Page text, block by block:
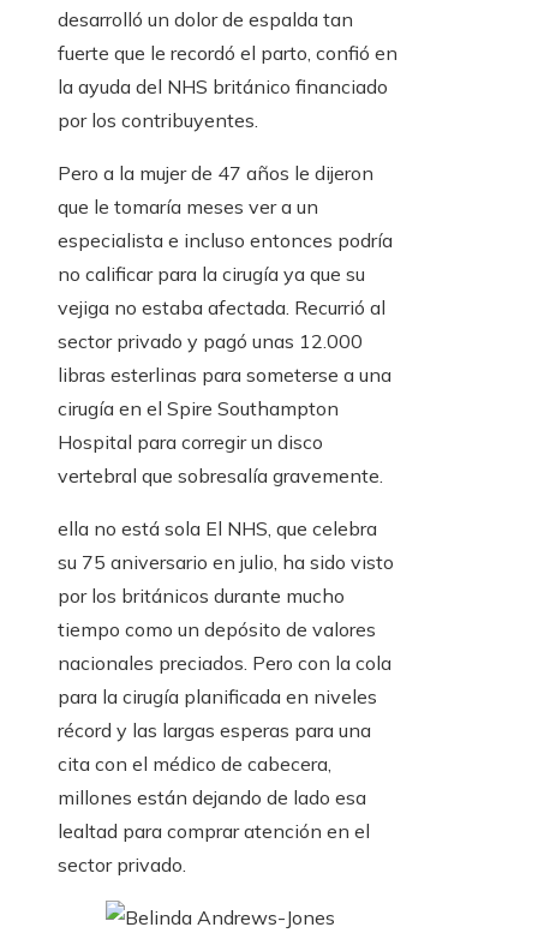
desarrolló un dolor de espalda tan
fuerte que le recordó el parto, confió en
la ayuda del NHS británico financiado
por los contribuyentes.
Pero a la mujer de 47 años le dijeron
que le tomaría meses ver a un
especialista e incluso entonces podría
no calificar para la cirugía ya que su
vejiga no estaba afectada. Recurrió al
sector privado y pagó unas 12.000
libras esterlinas para someterse a una
cirugía en el Spire Southampton
Hospital para corregir un disco
vertebral que sobresalía gravemente.
ella no está sola El NHS, que celebra
su 75 aniversario en julio, ha sido visto
por los británicos durante mucho
tiempo como un depósito de valores
nacionales preciados. Pero con la cola
para la cirugía planificada en niveles
récord y las largas esperas para una
cita con el médico de cabecera,
millones están dejando de lado esa
lealtad para comprar atención en el
sector privado.